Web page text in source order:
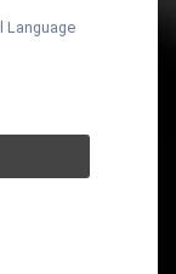
Language